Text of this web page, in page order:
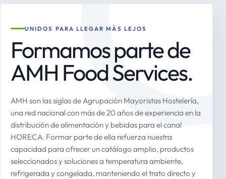
UNIDOS PARA LLEGAR MÁS LEJOS
Formamos parte de
AMH Food Services.
AMH son las siglas de Agrupación Mayoristas Hostelería,
una red nacional con más de 20 años de experiencia en la
distribución de alimentación y bebidas para el canal
HORECA. Formar parte de ella refuerza nuestra
capacidad para ofrecer un catálogo amplio, productos
seleccionados y soluciones a temperatura ambiente,
refrigerada y congelada, manteniendo el trato directo y